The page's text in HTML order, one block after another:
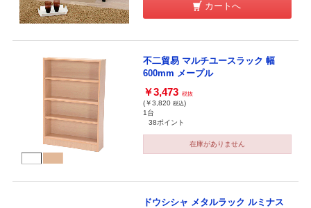
カートへ
不二貿易 マルチユースラック 幅
600mm メープル
￥3,473 税抜
(￥3,820 税込)
1台
38ポイント
在庫がありません
ドウシシャ メタルラック ルミナス